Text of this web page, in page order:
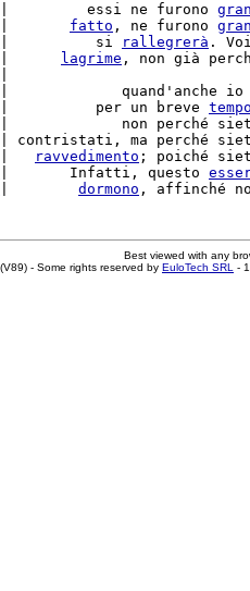
|         essi ne furono
fatto , ne furono
|          si rallegrerà .
lagrime , non già
|             quand'anche io
|          per un breve
|             non perché
| contristati, ma perché
ravvedimento ; poiché
|       Infatti, questo
dormono , affinché
Best viewed with any
- Some rights reserved by EuloTech SRL -